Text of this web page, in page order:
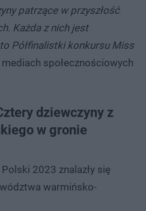
patrzące w przyszłość
Każda z nich jest
Półfinalistki konkursu Miss
społecznościowych
dziewczyny z
w gronie
2023 znalazły się
warmińsko-